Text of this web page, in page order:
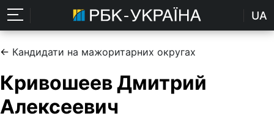
UA
← Кандидати на мажоритарних округах
Кривошеев Дмитрий
Алексеевич